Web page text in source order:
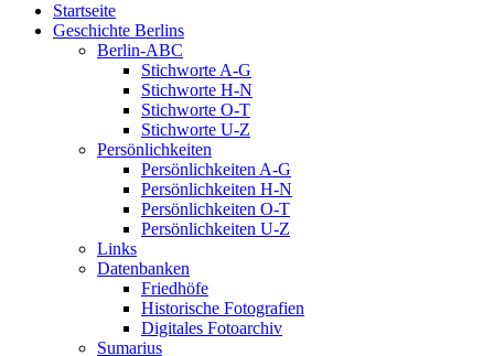
Startseite
Geschichte Berlins
Berlin-ABC
Stichworte A-G
Stichworte H-N
Stichworte O-T
Stichworte U-Z
Persönlichkeiten
Persönlichkeiten A-G
Persönlichkeiten H-N
Persönlichkeiten O-T
Persönlichkeiten U-Z
Links
Datenbanken
Friedhöfe
Historische Fotografien
Digitales Fotoarchiv
Sumarius